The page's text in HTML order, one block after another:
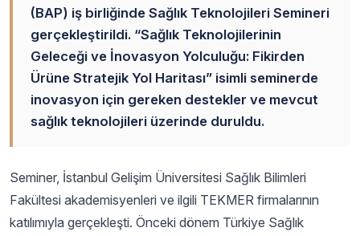
(BAP) iş birliğinde Sağlık Teknolojileri Semineri
gerçekleştirildi. “Sağlık Teknolojilerinin
Geleceği ve İnovasyon Yolculuğu: Fikirden
Ürüne Stratejik Yol Haritası” isimli seminerde
inovasyon için gereken destekler ve mevcut
sağlık teknolojileri üzerinde duruldu.
Seminer, İstanbul Gelişim Üniversitesi Sağlık Bilimleri
Fakültesi akademisyenleri ve ilgili TEKMER firmalarının
katılımıyla gerçekleşti. Önceki dönem Türkiye Sağlık